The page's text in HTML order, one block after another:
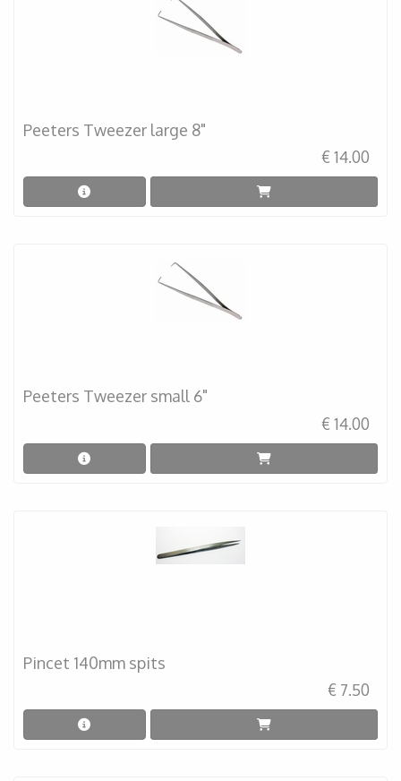
Peeters Tweezer large 8"
€ 14.00
Peeters Tweezer small 6"
€ 14.00
Pincet 140mm spits
€ 7.50